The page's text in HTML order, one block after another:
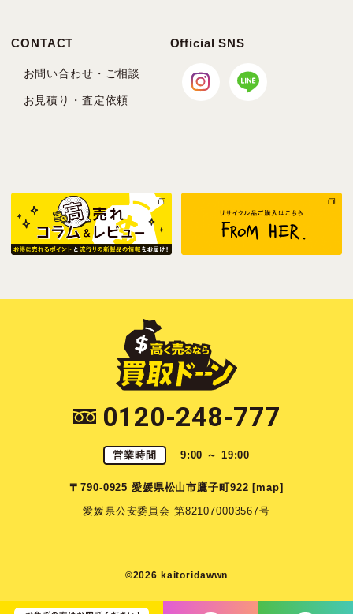
CONTACT
お問い合わせ・ご相談
お見積り・査定依頼
Official SNS
0120-248-777
営業時間 9:00 ～ 19:00
〒790-0925 愛媛県松山市鷹子町922 [map]
愛媛県公安委員会 第821070003567号
©2026 kaitoridawwn